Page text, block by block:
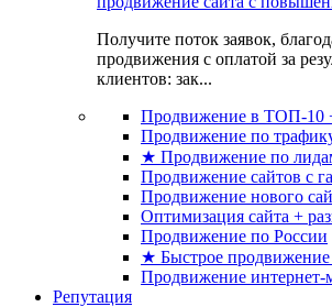
Получите поток заявок,
продвижения с оплатой за
клиентов: зак...
Продвижение в ТОП-10
Продвижение по
★ Продвижение по
Продвижение сайтов с
Продвижение нового
Оптимизация сайта +
Продвижение по России
★ Быстрое продвижение
Продвижение интернет-
Репутация